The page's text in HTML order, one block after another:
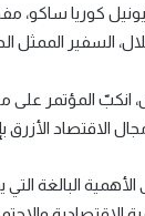
كوريا ساكو،
السفير الممثل
انكبّ المؤتمر
الاقتصاد الأزرق
الأهمية البالغة